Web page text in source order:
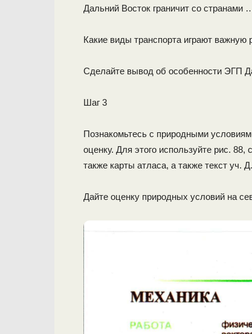
Дальний Восток граничит со
Какие виды транспорта играют важную
Сделайте вывод об особенности ЭГП
Шаг 3
Познакомьтесь с природными
оценку. Для этого используйте рис.
также карты атласа, а также текст уч.
Дайте оценку природных условий на